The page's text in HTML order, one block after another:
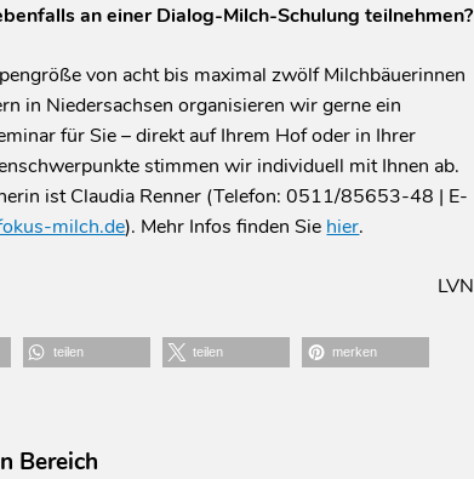
an einer Dialog-Milch-Schulung teilnehmen?
von acht bis maximal zwölf Milchbäuerinnen
in Niedersachsen organisieren wir gerne ein
für Sie – direkt auf Ihrem Hof oder in Ihrer
stimmen wir individuell mit Ihnen ab.
ist Claudia Renner (Telefon: 0511/85653-48 | E-
milch.de). Mehr Infos finden Sie hier.
LVN
teilen teilen merken
Bereich